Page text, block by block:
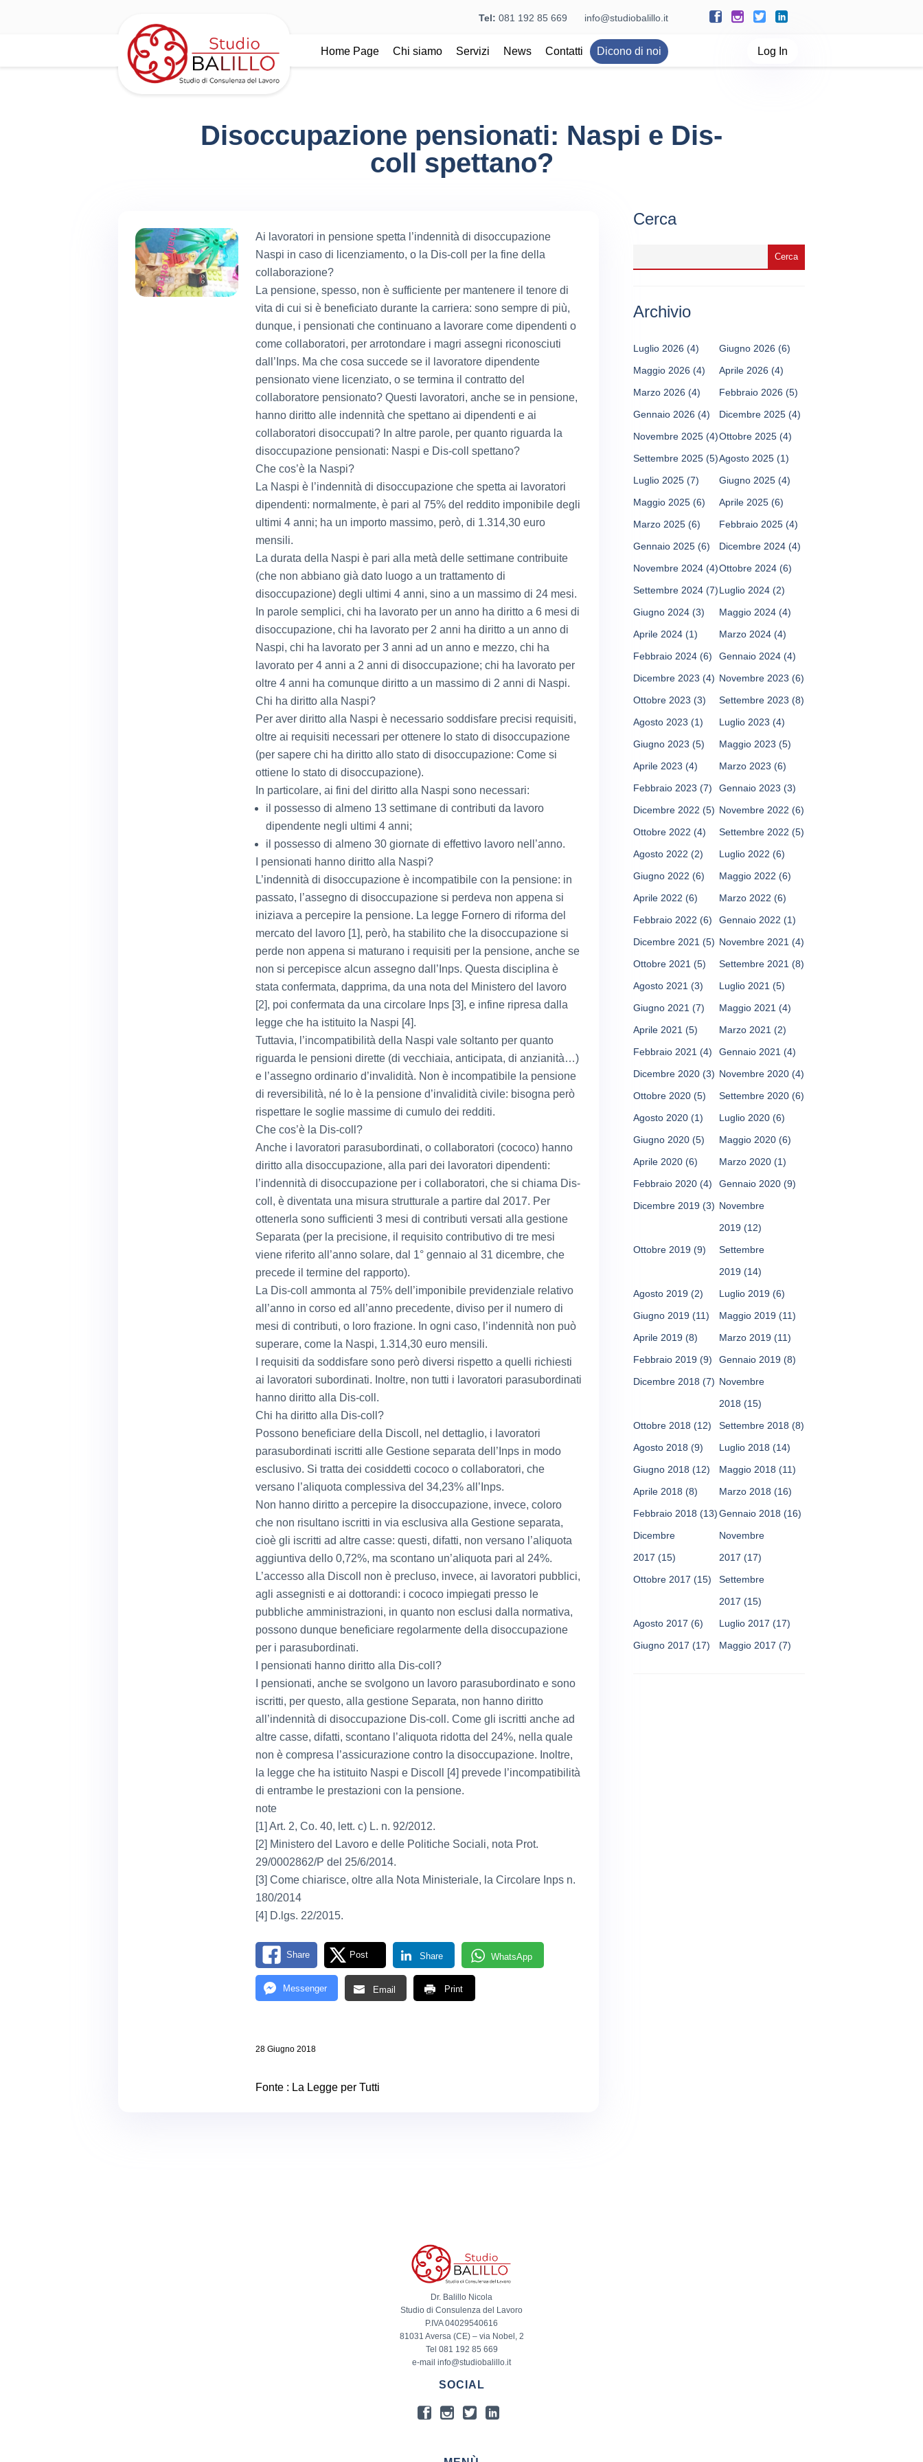
Tel: 081 192 85 669 info@studiobalillo.it
Home Page Chi siamo Servizi News Contatti Dicono di noi Log In
Disoccupazione pensionati: Naspi e Dis-
coll spettano?
Ai lavoratori in pensione spetta l’indennità di disoccupazione
Naspi in caso di licenziamento, o la Dis-coll per la fine della
collaborazione?
La pensione, spesso, non è sufficiente per mantenere il tenore di
vita di cui si è beneficiato durante la carriera: sono sempre di più,
dunque, i pensionati che continuano a lavorare come dipendenti o
come collaboratori, per arrotondare i magri assegni riconosciuti
dall’Inps. Ma che cosa succede se il lavoratore dipendente
pensionato viene licenziato, o se termina il contratto del
collaboratore pensionato? Questi lavoratori, anche se in pensione,
hanno diritto alle indennità che spettano ai dipendenti e ai
collaboratori disoccupati? In altre parole, per quanto riguarda la
disoccupazione pensionati: Naspi e Dis-coll spettano?
Che cos’è la Naspi?
La Naspi è l’indennità di disoccupazione che spetta ai lavoratori
dipendenti: normalmente, è pari al 75% del reddito imponibile degli
ultimi 4 anni; ha un importo massimo, però, di 1.314,30 euro
mensili.
La durata della Naspi è pari alla metà delle settimane contribuite
(che non abbiano già dato luogo a un trattamento di
disoccupazione) degli ultimi 4 anni, sino a un massimo di 24 mesi.
In parole semplici, chi ha lavorato per un anno ha diritto a 6 mesi di
disoccupazione, chi ha lavorato per 2 anni ha diritto a un anno di
Naspi, chi ha lavorato per 3 anni ad un anno e mezzo, chi ha
lavorato per 4 anni a 2 anni di disoccupazione; chi ha lavorato per
oltre 4 anni ha comunque diritto a un massimo di 2 anni di Naspi.
Chi ha diritto alla Naspi?
Per aver diritto alla Naspi è necessario soddisfare precisi requisiti,
oltre ai requisiti necessari per ottenere lo stato di disoccupazione
(per sapere chi ha diritto allo stato di disoccupazione: Come si
ottiene lo stato di disoccupazione).
In particolare, ai fini del diritto alla Naspi sono necessari:
il possesso di almeno 13 settimane di contributi da lavoro
dipendente negli ultimi 4 anni;
il possesso di almeno 30 giornate di effettivo lavoro nell’anno.
I pensionati hanno diritto alla Naspi?
L’indennità di disoccupazione è incompatibile con la pensione: in
passato, l’assegno di disoccupazione si perdeva non appena si
iniziava a percepire la pensione. La legge Fornero di riforma del
mercato del lavoro [1], però, ha stabilito che la disoccupazione si
perde non appena si maturano i requisiti per la pensione, anche se
non si percepisce alcun assegno dall’Inps. Questa disciplina è
stata confermata, dapprima, da una nota del Ministero del lavoro
[2], poi confermata da una circolare Inps [3], e infine ripresa dalla
legge che ha istituito la Naspi [4].
Tuttavia, l’incompatibilità della Naspi vale soltanto per quanto
riguarda le pensioni dirette (di vecchiaia, anticipata, di anzianità…)
e l’assegno ordinario d’invalidità. Non è incompatibile la pensione
di reversibilità, né lo è la pensione d’invalidità civile: bisogna però
rispettare le soglie massime di cumulo dei redditi.
Che cos’è la Dis-coll?
Anche i lavoratori parasubordinati, o collaboratori (cococo) hanno
diritto alla disoccupazione, alla pari dei lavoratori dipendenti:
l’indennità di disoccupazione per i collaboratori, che si chiama Dis-
coll, è diventata una misura strutturale a partire dal 2017. Per
ottenerla sono sufficienti 3 mesi di contributi versati alla gestione
Separata (per la precisione, il requisito contributivo di tre mesi
viene riferito all’anno solare, dal 1° gennaio al 31 dicembre, che
precede il termine del rapporto).
La Dis-coll ammonta al 75% dell’imponibile previdenziale relativo
all’anno in corso ed all’anno precedente, diviso per il numero di
mesi di contributi, o loro frazione. In ogni caso, l’indennità non può
superare, come la Naspi, 1.314,30 euro mensili.
I requisiti da soddisfare sono però diversi rispetto a quelli richiesti
ai lavoratori subordinati. Inoltre, non tutti i lavoratori parasubordinati
hanno diritto alla Dis-coll.
Chi ha diritto alla Dis-coll?
Possono beneficiare della Discoll, nel dettaglio, i lavoratori
parasubordinati iscritti alle Gestione separata dell’Inps in modo
esclusivo. Si tratta dei cosiddetti cococo o collaboratori, che
versano l’aliquota complessiva del 34,23% all’Inps.
Non hanno diritto a percepire la disoccupazione, invece, coloro
che non risultano iscritti in via esclusiva alla Gestione separata,
cioè gli iscritti ad altre casse: questi, difatti, non versano l’aliquota
aggiuntiva dello 0,72%, ma scontano un’aliquota pari al 24%.
L’accesso alla Discoll non è precluso, invece, ai lavoratori pubblici,
agli assegnisti e ai dottorandi: i cococo impiegati presso le
pubbliche amministrazioni, in quanto non esclusi dalla normativa,
possono dunque beneficiare regolarmente della disoccupazione
per i parasubordinati.
I pensionati hanno diritto alla Dis-coll?
I pensionati, anche se svolgono un lavoro parasubordinato e sono
iscritti, per questo, alla gestione Separata, non hanno diritto
all’indennità di disoccupazione Dis-coll. Come gli iscritti anche ad
altre casse, difatti, scontano l’aliquota ridotta del 24%, nella quale
non è compresa l’assicurazione contro la disoccupazione. Inoltre,
la legge che ha istituito Naspi e Discoll [4] prevede l’incompatibilità
di entrambe le prestazioni con la pensione.
note
[1] Art. 2, Co. 40, lett. c) L. n. 92/2012.
[2] Ministero del Lavoro e delle Politiche Sociali, nota Prot.
29/0002862/P del 25/6/2014.
[3] Come chiarisce, oltre alla Nota Ministeriale, la Circolare Inps n.
180/2014
[4] D.lgs. 22/2015.
Share Post Share WhatsApp
Messenger Email Print
28 Giugno 2018
Fonte : La Legge per Tutti
Cerca
Archivio
Luglio 2026 (4) Giugno 2026 (6)
Maggio 2026 (4) Aprile 2026 (4)
Marzo 2026 (4) Febbraio 2026 (5)
Gennaio 2026 (4) Dicembre 2025 (4)
Novembre 2025 (4)Ottobre 2025 (4)
Settembre 2025 (5)Agosto 2025 (1)
Luglio 2025 (7) Giugno 2025 (4)
Maggio 2025 (6) Aprile 2025 (6)
Marzo 2025 (6) Febbraio 2025 (4)
Gennaio 2025 (6) Dicembre 2024 (4)
Novembre 2024 (4)Ottobre 2024 (6)
Settembre 2024 (7)Luglio 2024 (2)
Giugno 2024 (3) Maggio 2024 (4)
Aprile 2024 (1) Marzo 2024 (4)
Febbraio 2024 (6) Gennaio 2024 (4)
Dicembre 2023 (4) Novembre 2023 (6)
Ottobre 2023 (3) Settembre 2023 (8)
Agosto 2023 (1) Luglio 2023 (4)
Giugno 2023 (5) Maggio 2023 (5)
Aprile 2023 (4) Marzo 2023 (6)
Febbraio 2023 (7) Gennaio 2023 (3)
Dicembre 2022 (5) Novembre 2022 (6)
Ottobre 2022 (4) Settembre 2022 (5)
Agosto 2022 (2) Luglio 2022 (6)
Giugno 2022 (6) Maggio 2022 (6)
Aprile 2022 (6) Marzo 2022 (6)
Febbraio 2022 (6) Gennaio 2022 (1)
Dicembre 2021 (5) Novembre 2021 (4)
Ottobre 2021 (5) Settembre 2021 (8)
Agosto 2021 (3) Luglio 2021 (5)
Giugno 2021 (7) Maggio 2021 (4)
Aprile 2021 (5) Marzo 2021 (2)
Febbraio 2021 (4) Gennaio 2021 (4)
Dicembre 2020 (3) Novembre 2020 (4)
Ottobre 2020 (5) Settembre 2020 (6)
Agosto 2020 (1) Luglio 2020 (6)
Giugno 2020 (5) Maggio 2020 (6)
Aprile 2020 (6) Marzo 2020 (1)
Febbraio 2020 (4) Gennaio 2020 (9)
Dicembre 2019 (3) Novembre
2019 (12)
Ottobre 2019 (9)
Settembre
2019 (14)
Agosto 2019 (2) Luglio 2019 (6)
Giugno 2019 (11) Maggio 2019 (11)
Aprile 2019 (8) Marzo 2019 (11)
Febbraio 2019 (9) Gennaio 2019 (8)
Dicembre 2018 (7) Novembre
2018 (15)
Ottobre 2018 (12) Settembre 2018 (8)
Agosto 2018 (9) Luglio 2018 (14)
Giugno 2018 (12) Maggio 2018 (11)
Aprile 2018 (8) Marzo 2018 (16)
Febbraio 2018 (13)Gennaio 2018 (16)
Dicembre
2017 (15)
Novembre
2017 (17)
Ottobre 2017 (15)
Settembre
2017 (15)
Agosto 2017 (6) Luglio 2017 (17)
Giugno 2017 (17) Maggio 2017 (7)
Dr. Balillo Nicola
Studio di Consulenza del Lavoro
P.IVA 04029540616
81031 Aversa (CE) – via Nobel, 2
Tel 081 192 85 669
e-mail info@studiobalillo.it
SOCIAL